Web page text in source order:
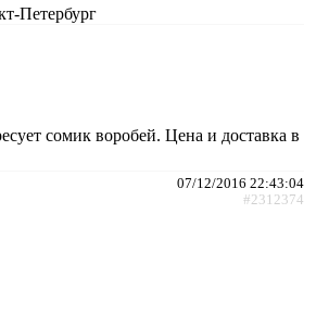
Петербург
сомик воробей. Цена и доставка в
07/12/2016 22:43:04
#2312374